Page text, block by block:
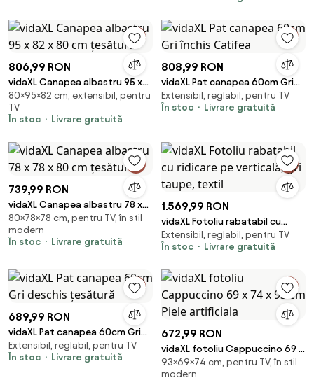
806,99 RON
vidaXL Canapea albastru 95 x
82 x 80 cm țesătură
80×95×82 cm, extensibil, pentru
TV
În stoc
Livrare gratuită
808,99 RON
vidaXL Pat canapea 60cm Gri
închis Catifea
Extensibil, reglabil, pentru TV
În stoc
Livrare gratuită
739,99 RON
vidaXL Canapea albastru 78 x
78 x 80 cm țesătură
80×78×78 cm, pentru TV, în stil
modern
În stoc
Livrare gratuită
1.569,99 RON
vidaXL Fotoliu rabatabil cu
ridicare pe verticală, gri taupe,
textil
Extensibil, reglabil, pentru TV
În stoc
Livrare gratuită
689,99 RON
vidaXL Pat canapea 60cm Gri
deschis țesătură
Extensibil, reglabil, pentru TV
În stoc
Livrare gratuită
672,99 RON
vidaXL fotoliu Cappuccino 69 x
74 x 93 cm Piele artificiala
93×69×74 cm, pentru TV, în stil
modern